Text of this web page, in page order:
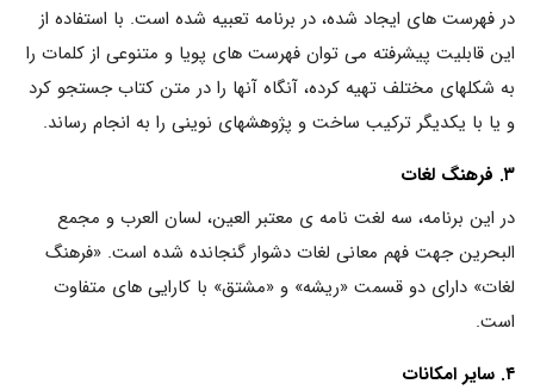
در فهرست های ایجاد شده، در برنامه تعبیه شده است. با استفاده از
این قابلیت پیشرفته می توان فهرست های پویا و متنوعی از کلمات را
به شکلهای مختلف تهیه کرده، آنگاه آنها را در متن کتاب جستجو کرد
و یا با یکدیگر ترکیب ساخت و پژوهشهای نوینی را به انجام رساند.
۳. فرهنگ لغات
در این برنامه، سه لغت نامه ی معتبر العین، لسان العرب و مجمع
البحرین جهت فهم معانی لغات دشوار گنجانده شده است. «فرهنگ
لغات» دارای دو قسمت «ریشه» و «مشتق» با کارایی های متفاوت
است.
۴. سایر امکانات